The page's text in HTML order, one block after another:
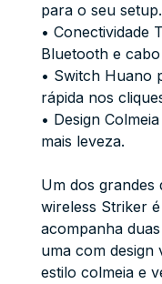
para o seu setup.
• Conectividade
Bluetooth e
• Switch Huano
rápida nos
• Design
mais leveza.
Um dos grandes
wireless Striker
acompanha
uma com design
estilo colmeia e